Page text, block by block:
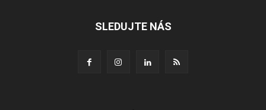
SLEDUJTE NÁS